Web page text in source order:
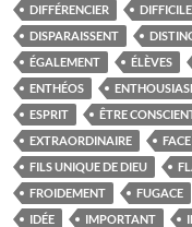
DIFFÉRENCIER
DIFFICILE
DISPARAISSENT
ÉGALEMENT
ÉLÈVES
ENTHÉOS
ESPRIT
ÊTRE
EXTRAORDINAIRE
FACE
FILS UNIQUE DE DIEU
FROIDEMENT
FUGACE
IDÉE
IMPORTANT